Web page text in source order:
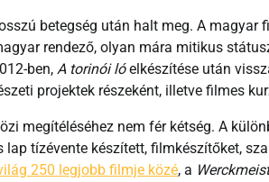
betegség után halt meg. A magyar
rendező, olyan mára mitikus
ben, A torinói lóelkészítése után
projektek részeként, illetve filmes
megítéléséhez nem fér kétség. A
tízévente készített, filmkészítőket,
250 legjobb filmje közé, a